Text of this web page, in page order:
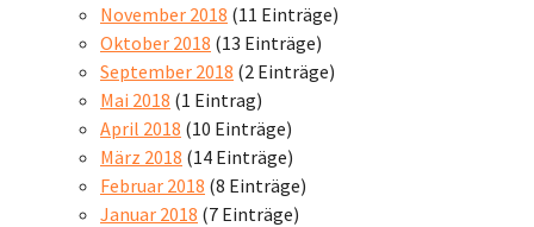
November 2018 (11 Einträge)
Oktober 2018 (13 Einträge)
September 2018 (2 Einträge)
Mai 2018 (1 Eintrag)
April 2018 (10 Einträge)
März 2018 (14 Einträge)
Februar 2018 (8 Einträge)
Januar 2018 (7 Einträge)